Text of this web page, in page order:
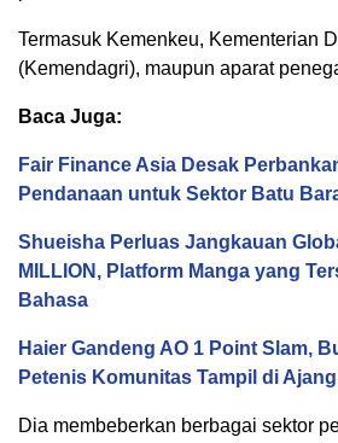
Termasuk Kemenkeu, Kementerian
(Kemendagri), maupun aparat
Baca Juga:
Fair Finance Asia Desak
Pendanaan untuk Sektor Batu
Shueisha Perluas Jangkauan
MILLION, Platform Manga yang
Bahasa
Haier Gandeng AO 1 Point Slam,
Petenis Komunitas Tampil di
Dia membeberkan berbagai sektor